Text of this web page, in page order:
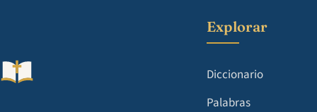
Explorar
Diccionario
Palabras